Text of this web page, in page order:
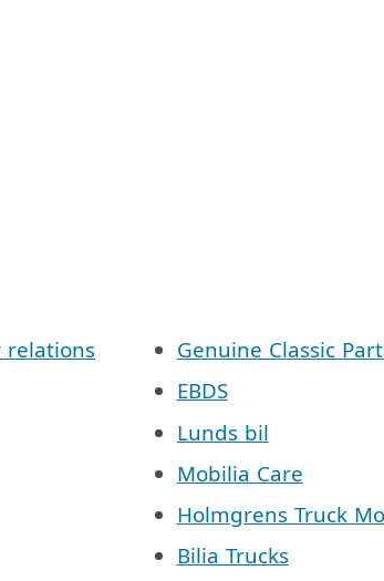
relations
Genuine Classic
EBDS
Lunds bil
Mobilia Care
Holmgrens Truck
Bilia Trucks